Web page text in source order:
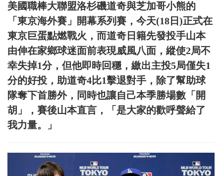
美國職棒大聯盟洛杉磯道奇與芝加哥小熊的
「東京海外賽」開幕系列賽，今天(18日)正式在
東京巨蛋點燃戰火，而道奇日籍先發投手山本
由伸在家鄉球迷面前表現威風八面，縱使2局不
幸失掉1分，但他即時回穩，繳出主投5局僅失1
分的好投，助道奇4比1擊退對手，除了幫助球
隊奪下首勝外，同時也讓自己本季勝場數「開
胡」，賽後山本直言，「是大家的歡呼聲給了
我力量。」